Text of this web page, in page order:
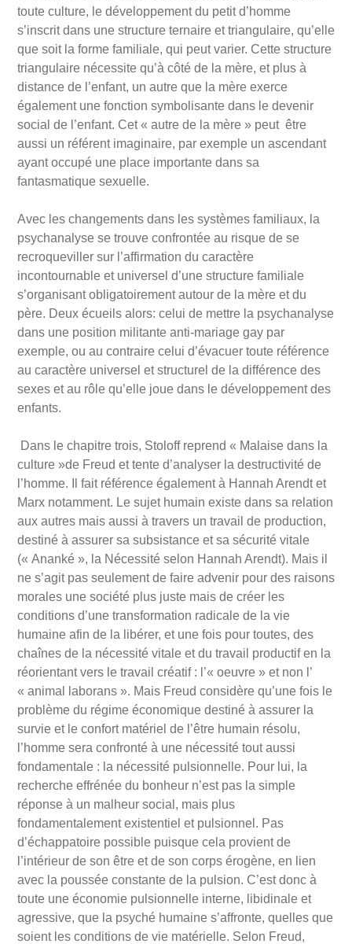
toute culture, le développement du petit d’homme
s’inscrit dans une structure ternaire et triangulaire, qu’elle
que soit la forme familiale, qui peut varier. Cette structure
triangulaire nécessite qu’à côté de la mère, et plus à
distance de l ’enfant, un autre que la mère exerce
également une fonction symbolisante dans le devenir
social de l ’enfant. Cet« autre de la mère » peut être
aussi un référent imaginaire, par exemple un ascendant
ayant occupé une place importante dans sa
fantasmatique sexuelle.
Avec les changements dans les systèmes familiaux, la
psychanalyse se trouve confrontée au risque de se
recroqueviller sur l’affirmation du caractère
incontournable et universel d’une structure familiale
s’organisant obligatoirement autour de la mère et du
père. Deux écueils alors: celui de mettre la psychanalyse
dans une position militante anti-mariage gay par
exemple, ou au contraire celui d’évacuer toute référence
au caractère universel et structurel de la différence des
sexes et au rôle qu’elle joue dans le développement des
enfants.
Dans le chapitre trois, Stoloff reprend « Malaise dans la
culture »de Freud et tente d’analyser la destructivité de
l’homme. Il fait référence également à Hannah Arendt et
Marx notamment. Le sujet humain existe dans sa relation
aux autres mais aussi à travers un travail de production,
destiné à assurer sa subsistance et sa sécurité vitale
(« Ananké », la Nécessité selon Hannah Arendt). Mais il
ne s’agit pas seulement de faire advenir pour des raisons
morales une société plus juste mais de créer les
conditions d’une transformation radicale de la vie
humaine afin de la libérer, et une fois pour toutes, des
chaînes de la nécessité vitale et du travail productif en la
réorientant vers le travail créatif : l’« oeuvre » et non l’
« animal laborans ». Mais Freud considère qu’une fois le
problème du régime économique destiné à assurer la
survie et le confort matériel de l’être humain résolu,
l’homme sera confronté à une nécessité tout aussi
fondamentale : la nécessité pulsionnelle. Pour lui, la
recherche effrénée du bonheur n’est pas la simple
réponse à un malheur social, mais plus
fondamentalement existentiel et pulsionnel. Pas
d’échappatoire possible puisque cela provient de
l’intérieur de son être et de son corps érogène, en lien
avec la poussée constante de la pulsion. C’est donc à
toute une économie pulsionnelle interne, libidinale et
agressive, que la psyché humaine s’affronte, quelles que
soient les conditions de vie matérielle. Selon Freud,